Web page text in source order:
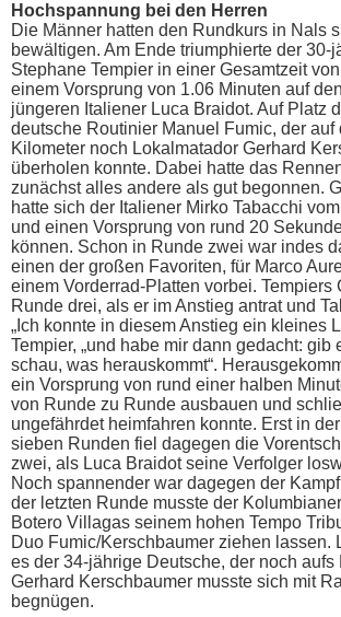
Hochspannung bei den Herren
Die Männer hatten den Rundkurs in Nals
bewältigen. Am Ende triumphierte der 30-
Stephane Tempier in einer Gesamtzeit
einem Vorsprung von 1.06 Minuten auf
jüngeren Italiener Luca Braidot. Auf Platz
deutsche Routinier Manuel Fumic, der auf
Kilometer noch Lokalmatador Gerhard
überholen konnte. Dabei hatte das
zunächst alles andere als gut begonnen.
hatte sich der Italiener Mirko Tabacchi
und einen Vorsprung von rund 20
können. Schon in Runde zwei war indes
einen der großen Favoriten, für Marco
einem Vorderrad-Platten vorbei. Tempiers
Runde drei, als er im Anstieg antrat und
„Ich konnte in diesem Anstieg ein kleines
Tempier, „und habe mir dann gedacht: gib
schau, was herauskommt“.
ein Vorsprung von rund einer halben
von Runde zu Runde ausbauen und
ungefährdet heimfahren konnte. Erst in
sieben Runden fiel dagegen die
zwei, als Luca Braidot seine Verfolger
Noch spannender war dagegen der
der letzten Runde musste der
Botero Villagas seinem hohen Tempo
Duo Fumic/Kerschbaumer ziehen lassen.
es der 34-jährige Deutsche, der noch aufs
Gerhard Kerschbaumer musste sich mit
begnügen.